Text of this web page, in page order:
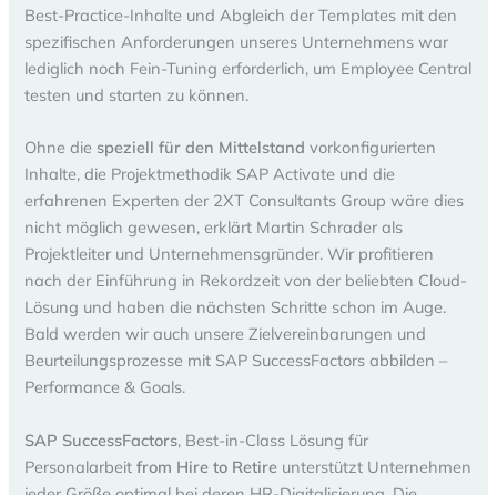
Best-Practice-Inhalte und Abgleich der Templates mit den
spezifischen Anforderungen unseres Unternehmens war
lediglich noch Fein-Tuning erforderlich, um Employee Central
testen und starten zu können.
Ohne die speziell für den Mittelstand vorkonfigurierten
Inhalte, die Projektmethodik SAP Activate und die
erfahrenen Experten der 2XT Consultants Group wäre dies
nicht möglich gewesen, erklärt Martin Schrader als
Projektleiter und Unternehmensgründer. Wir profitieren
nach der Einführung in Rekordzeit von der beliebten Cloud-
Lösung und haben die nächsten Schritte schon im Auge.
Bald werden wir auch unsere Zielvereinbarungen und
Beurteilungsprozesse mit SAP SuccessFactors abbilden –
Performance & Goals.
SAP SuccessFactors, Best-in-Class Lösung für
Personalarbeitfrom Hire to Retire unterstützt Unternehmen